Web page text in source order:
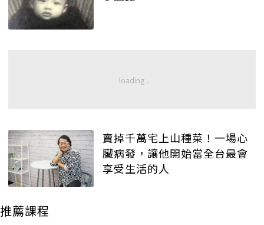
賣掉千萬宅上山種菜！一場心
臟病發，讓他開始當全台最會
享受生活的人
推薦課程